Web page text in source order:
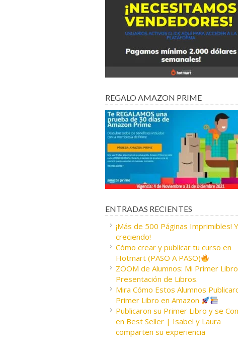
REGALO AMAZON PRIME
ENTRADAS RECIENTES
¡Más de 500 Páginas Imprimibles! Y
creciendo!
Cómo crear y publicar tu curso en
Hotmart (PASO A PASO)
ZOOM de Alumnos: Mi Primer
Presentación de Libros.
Mira Cómo Estos Alumnos
Primer Libro en Amazon
Publicaron su Primer Libro y se
en Best Seller | Isabel y Laura
comparten su experiencia